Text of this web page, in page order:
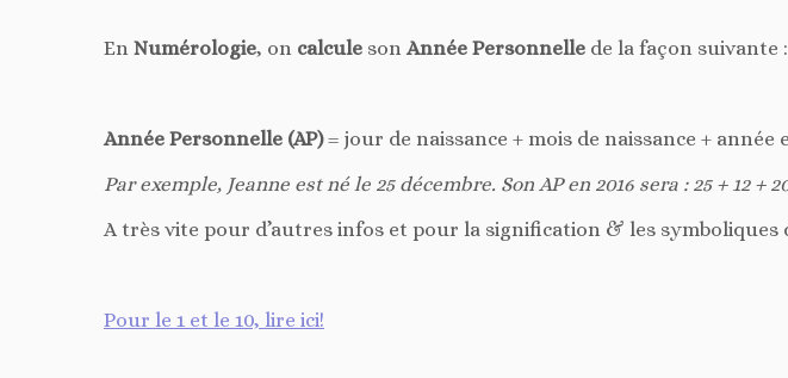
En Numérologie, on calcule son Année Personnelle de la façon suivante :
Année Personnelle (AP)= jour de naissance + mois de naissance + année
Par exemple, Jeanne est né le 25 décembre. Son AP en 2016 sera : 25 + 12 +
A très vite pour d’autres infos et pour la signification & les symboliques
Pour le 1 et le 10, lire ici!